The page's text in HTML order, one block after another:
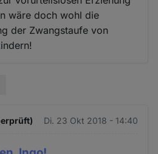
wäre doch wohl die
der Zwangstaufe von
Di. 23 Okt 2018 - 14:40